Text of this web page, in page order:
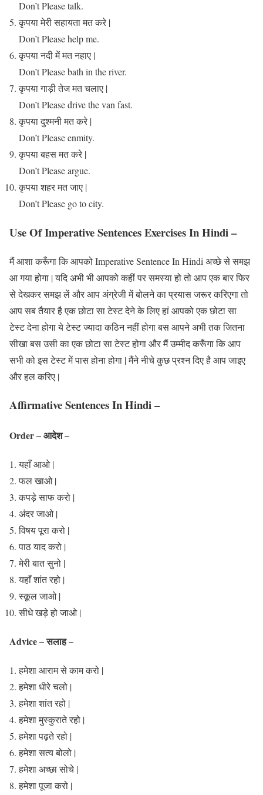
Don’t Please talk.
कृपया मेरी सहायता मत करे |
Don’t Please help me.
कृपया नदी में मत नहाए |
Don’t Please bath in the river.
कृपया गाड़ी तेज मत चलाए |
Don’t Please drive the van fast.
कृपया दुश्मनी मत करे |
Don’t Please enmity.
कृपया बहस मत करे |
Don’t Please argue.
कृपया शहर मत जाए |
Don’t Please go to city.
Use Of Imperative Sentences Exercises In Hindi –
मैं आशा करूँगा कि आपको Imperative Sentence In Hindi अच्छे से समझ
आ गया होगा | यदि अभी भी आपको कहीं पर समस्या हो तो आप एक बार फिर
से देखकर समझ लें और आप अंग्रेजी में बोलने का प्रयास जरूर करिएगा तो
आप सब तैयार है एक छोटा सा टेस्ट देने के लिए हां आपको एक छोटा सा
टेस्ट देना होगा ये टेस्ट ज्यादा कठिन नहीं होगा बस आपने अभी तक जितना
सीखा बस उसी का एक छोटा सा टेस्ट होगा और मैं उम्मीद करूँगा कि आप
सभी को इस टेस्ट में पास होना होगा | मैंने नीचे कुछ प्रश्न दिए है आप जाइए
और हल करिए |
Affirmative Sentences In Hindi –
Order – आदेश –
यहाँ आओ |
फल खाओ |
कपड़े साफ करो |
अंदर जाओ |
विषय पूरा करो |
पाठ याद करो |
मेरी बात सुनो |
यहाँ शांत रहो |
स्कूल जाओ |
सीधे खड़े हो जाओ |
Advice – सलाह –
हमेशा आराम से काम करो |
हमेशा धीरे चलो |
हमेशा शांत रहो |
हमेशा मुस्कुराते रहो |
हमेशा पढ़ते रहो |
हमेशा सत्य बोलो |
हमेशा अच्छा सोचे |
हमेशा पूजा करो |